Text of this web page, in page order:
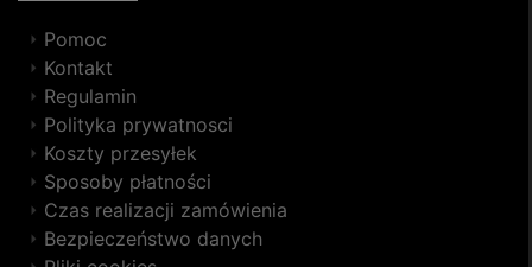
Pomoc
Kontakt
Regulamin
Polityka prywatnosci
Koszty przesyłek
Sposoby płatności
Czas realizacji zamówienia
Bezpieczeństwo danych